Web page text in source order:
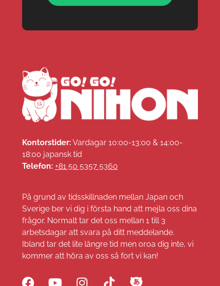
Kontorstider: Vardagar 10:00-13:00 & 14:00-
18:00 japansk tid
Telefon: +81 50 5357 5360
På grund av tidsskillnaden mellan Japan och
Sverige ber vi dig i första hand att mejla oss dina
frågor. Normalt tar det oss mellan 1 till 3
arbetsdagar att svara på ditt meddelande.
Ibland tar det lite längre tid men oroa dig inte, vi
kommer att höra av oss så fort vi kan!